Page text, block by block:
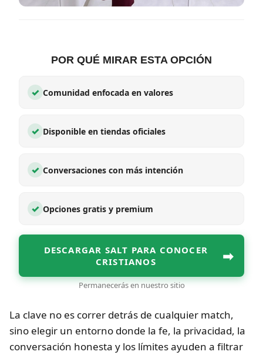
POR QUÉ MIRAR ESTA OPCIÓN
✓ Comunidad enfocada en valores
✓ Disponible en tiendas oficiales
✓ Conversaciones con más intención
✓ Opciones gratis y premium
DESCARGAR SALT PARA CONOCER
CRISTIANOS
➡
Permanecerás en nuestro sitio
La clave no es correr detrás de cualquier match,
sino elegir un entorno donde la fe, la privacidad, la
conversación honesta y los límites ayuden a filtrar